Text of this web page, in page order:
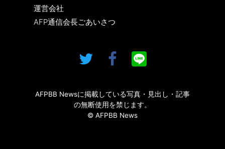
運営会社
AFP通信会長ごあいさつ
AFPBB Newsに掲載している写真・見出し・記事
の無断使用を禁じます。
© AFPBB News